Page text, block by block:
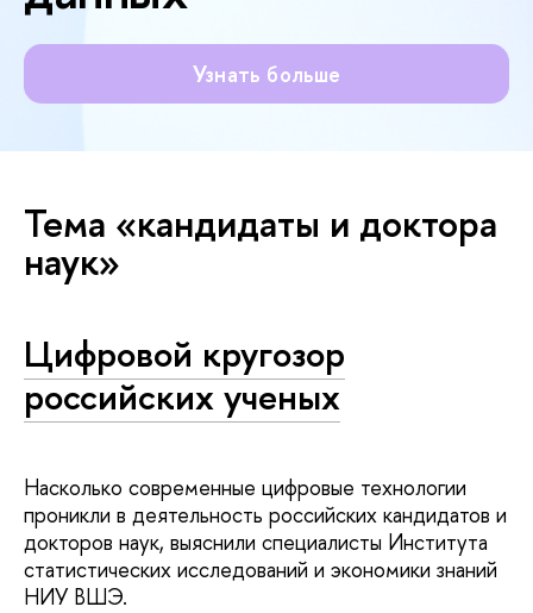
Узнать больше
Тема «кандидаты и доктора
наук»
Цифровой кругозор
российских ученых
Насколько современные цифровые технологии
проникли в деятельность российских кандидатов и
докторов наук, выяснили специалисты Института
статистических исследований и экономики знаний
НИУ ВШЭ.